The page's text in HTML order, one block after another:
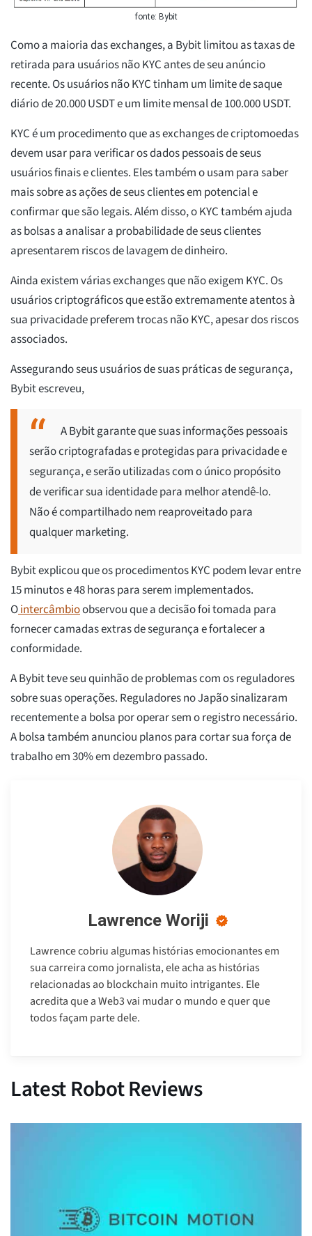
fonte: Bybit
Como a maioria das exchanges, a Bybit limitou as taxas de
retirada para usuários não KYC antes de seu anúncio
recente. Os usuários não KYC tinham um limite de saque
diário de 20.000 USDT e um limite mensal de 100.000 USDT.
KYC é um procedimento que as exchanges de criptomoedas
devem usar para verificar os dados pessoais de seus
usuários finais e clientes. Eles também o usam para saber
mais sobre as ações de seus clientes em potencial e
confirmar que são legais. Além disso, o KYC também ajuda
as bolsas a analisar a probabilidade de seus clientes
apresentarem riscos de lavagem de dinheiro.
Ainda existem várias exchanges que não exigem KYC. Os
usuários criptográficos que estão extremamente atentos à
sua privacidade preferem trocas não KYC, apesar dos riscos
associados.
Assegurando seus usuários de suas práticas de segurança,
Bybit escreveu,
A Bybit garante que suas informações pessoais
serão criptografadas e protegidas para privacidade e
segurança, e serão utilizadas com o único propósito
de verificar sua identidade para melhor atendê-lo.
Não é compartilhado nem reaproveitado para
qualquer marketing.
Bybit explicou que os procedimentos KYC podem levar entre
15 minutos e 48 horas para serem implementados.
Ointercâmbioobservou que a decisão foi tomada para
fornecer camadas extras de segurança e fortalecer a
conformidade.
A Bybit teve seu quinhão de problemas com os reguladores
sobre suas operações. Reguladores no Japão sinalizaram
recentemente a bolsa por operar sem o registro necessário.
A bolsa também anunciou planos para cortar sua força de
trabalho em 30% em dezembro passado.
Lawrence Woriji
Lawrence cobriu algumas histórias emocionantes em
sua carreira como jornalista, ele acha as histórias
relacionadas ao blockchain muito intrigantes. Ele
acredita que a Web3 vai mudar o mundo e quer que
todos façam parte dele.
Latest Robot Reviews